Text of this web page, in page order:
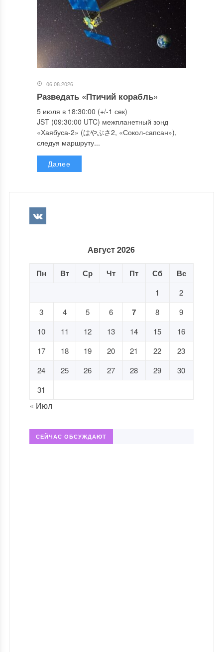
06.08.2026
Разведать «Птичий корабль»
5 июля в 18:30:00 (+/-1 сек)
JST (09:30:00 UTC) межпланетный зонд
«Хаябуса-2» (はやぶさ2, «Сокол-сапсан»),
следуя маршруту...
Далее
Август 2026
Пн Вт Ср Чт Пт Сб Вс
1
2
3
4 5 6 7 8
9
10
11 12 13 14 15
16
17
18 19 20 21 22
23
24
25 26 27 28 29
30
31
« Июл
СЕЙЧАС ОБСУЖДАЮТ